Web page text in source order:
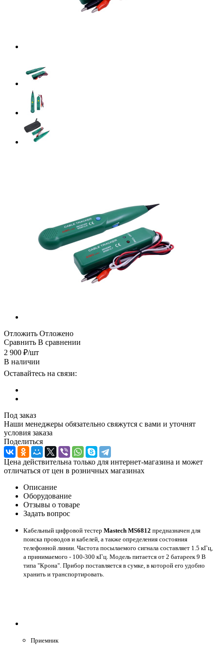
Отложить Отложено
Сравнить В сравнении
2 900 ₽/шт
В наличии
Оставайтесь на связи:
Под заказ
Наши менеджеры обязательно свяжутся с вами и уточнят
условия заказа
Поделиться
Цена действительна только для интернет-магазина и может
отличаться от цен в розничных магазинах
Описание
Оборудование
Отзывы о товаре
Задать вопрос
Кабельный цифровой тестер Mastech MS6812 предназначен для
поиска проводов и кабелей, а также определения состояния
телефонной линии. Частота посылаемого сигнала составляет 1.5 кГц,
а принимаемого - 100-300 кГц. Модель питается от 2 батареек 9 В
типа "Крона". Прибор поставляется в сумке, в которой его удобно
хранить и транспортировать.
Приемник